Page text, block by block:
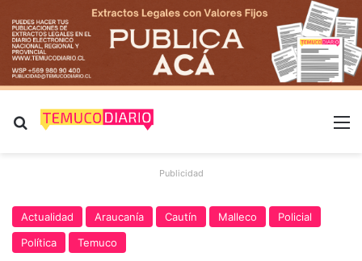
Buscar por
Publicidad
Actualidad Araucanía Cautín Malleco
Policial
Política
Temuco